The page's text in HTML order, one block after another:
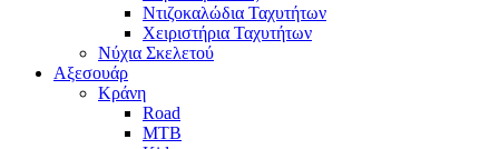
Ντιζοκαλώδια Ταχυτήτων
Χειριστήρια Ταχυτήτων
Νύχια Σκελετού
Αξεσουάρ
Κράνη
Road
MTB